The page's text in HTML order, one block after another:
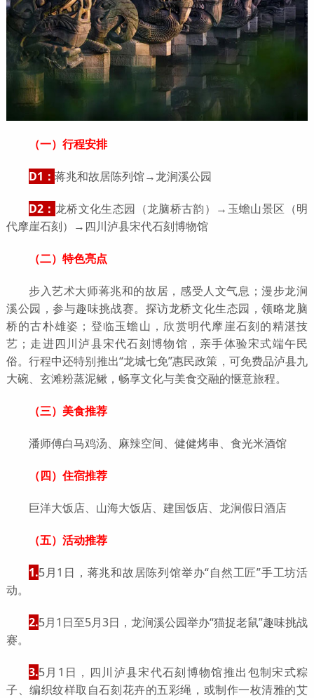
（一）行程安排
D1： 蒋兆和故居陈列馆→龙涧溪公园
D2： 龙桥文化生态园（龙脑桥古韵）→玉蟾山景区（明
代摩崖石刻）→四川泸县宋代石刻博物馆
（二）特色亮点
步入艺术大师蒋兆和的故居，感受人文气息；漫步龙涧
溪公园，参与趣味挑战赛。探访龙桥文化生态园，领略龙脑
桥的古朴雄姿；登临玉蟾山，欣赏明代摩崖石刻的精湛技
艺；走进四川泸县宋代石刻博物馆，亲手体验宋式端午民
俗。行程中还特别推出“龙城七免”惠民政策，可免费品泸县九
大碗、玄滩粉蒸泥鳅，畅享文化与美食交融的惬意旅程。
（三）美食推荐
潘师傅白马鸡汤、麻辣空间、健健烤串、食光米酒馆
（四）住宿推荐
巨洋大饭店、山海大饭店、建国饭店、龙涧假日酒店
（五）活动推荐
1.5月1日，蒋兆和故居陈列馆举办“自然工匠”手工坊活
动。
2.5月1日至5月3日，龙涧溪公园举办“猫捉老鼠”趣味挑战
赛。
3.5月1日，四川泸县宋代石刻博物馆推出包制宋式粽
子、编织纹样取自石刻花卉的五彩绳，或制作一枚清雅的艾